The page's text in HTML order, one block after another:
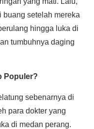
buang setelah mereka
hingga luka di
tumbuhnya daging
Populer?
sebenarnya di
para dokter yang
di medan perang.